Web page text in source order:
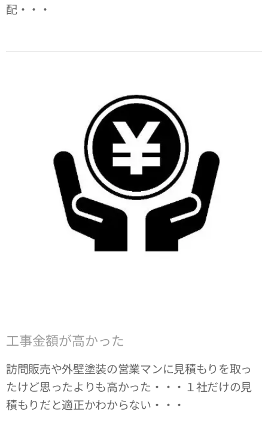
配・・・
工事金額が高かった
訪問販売や外壁塗装の営業マンに見積もりを取っ
たけど思ったよりも高かった・・・１社だけの見
積もりだと適正かわからない・・・